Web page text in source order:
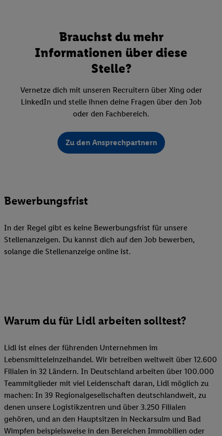
Brauchst du mehr
Informationen über diese
Stelle?
Vernetze dich mit unseren Recruitern über Xing oder
LinkedIn und stelle ihnen deine Fragen über den Job
oder den Fachbereich.
Zu den Ansprechpartnern
Bewerbungsfrist
In der Regel gibt es keine Bewerbungsfrist für unsere
Stellenanzeigen. Du kannst dich auf den Job bewerben,
solange die Stellenanzeige online ist.
Warum du für Lidl arbeiten solltest?
Lidl ist eines der führenden Unternehmen im
Lebensmitteleinzelhandel. Wir betreiben weltweit über 12.600
Filialen in 32 Ländern. In Deutschland arbeiten über 100.000
Teammitglieder mit viel Leidenschaft daran, Lidl möglich zu
machen: In 39 Regionalgesellschaften deutschlandweit, zu
denen unsere Logistikzentren und über 3.250 Filialen
gehören, und an den Hauptsitzen in Neckarsulm und Bad
Wimpfen beispielsweise in den Bereichen Immobilien oder